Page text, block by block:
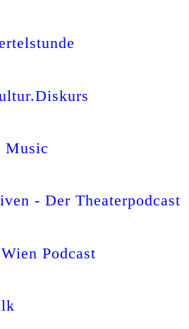
Music
- Der Theaterpodcast
Podcast